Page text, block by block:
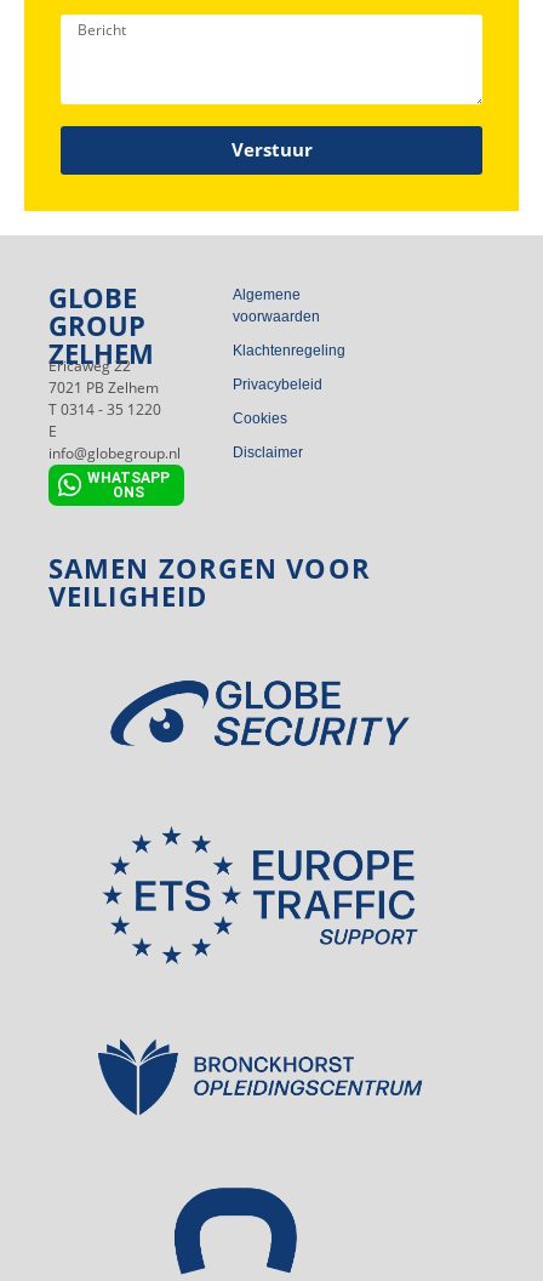
Verstuur
GLOBE
GROUP
ZELHEM
Ericaweg 22
7021 PB Zelhem
T 0314 - 35 1220
E
info@globegroup.nl
WHATSAPP
ONS
Algemene
voorwaarden
Klachtenregeling
Privacybeleid
Cookies
Disclaimer
SAMEN ZORGEN VOOR
VEILIGHEID